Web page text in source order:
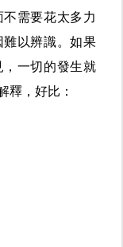
需要花太多力
以辨識。如果
一切的發生就
釋，好比：